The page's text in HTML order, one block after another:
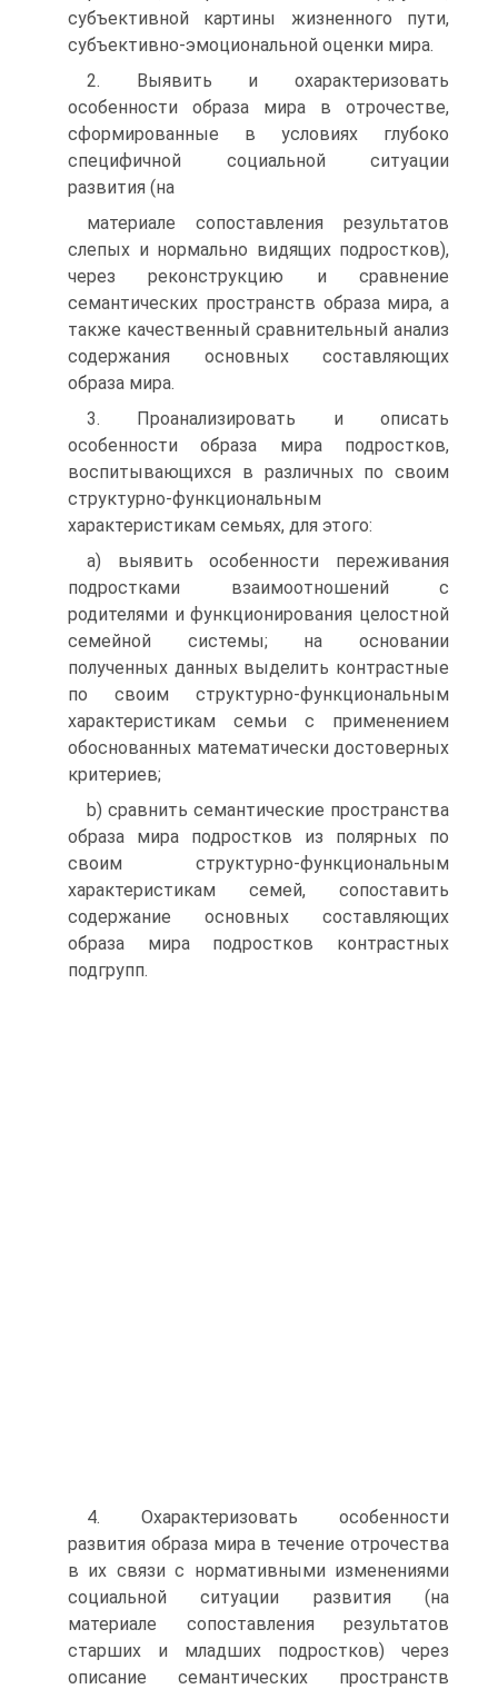
субъективной картины жизненного пути,
субъективно-эмоциональной оценки мира.
2. Выявить и охарактеризовать
особенности образа мира в отрочестве,
сформированные в условиях глубоко
специфичной социальной ситуации
развития (на
материале сопоставления результатов
слепых и нормально видящих подростков),
через реконструкцию и сравнение
семантических пространств образа мира, а
также качественный сравнительный анализ
содержания основных составляющих
образа мира.
3. Проанализировать и описать
особенности образа мира подростков,
воспитывающихся в различных по своим
структурно-функциональным
характеристикам семьях, для этого:
a) выявить особенности переживания
подростками взаимоотношений с
родителями и функционирования целостной
семейной системы; на основании
полученных данных выделить контрастные
по своим структурно-функциональным
характеристикам семьи с применением
обоснованных математически достоверных
критериев;
b) сравнить семантические пространства
образа мира подростков из полярных по
своим структурно-функциональным
характеристикам семей, сопоставить
содержание основных составляющих
образа мира подростков контрастных
подгрупп.
4. Охарактеризовать особенности
развития образа мира в течение отрочества
в их связи с нормативными изменениями
социальной ситуации развития (на
материале сопоставления результатов
старших и младших подростков) через
описание семантических пространств